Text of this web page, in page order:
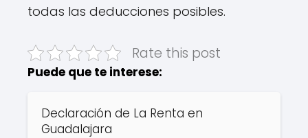
todas las deducciones posibles.
Rate this post
Puede que te interese:
Declaración de La Renta en
Guadalajara